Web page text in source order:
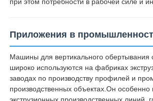
Все случаи
Отправить запрос
Производственная линия
Приложения в
Машины для вертикального обертывания
широко используются на фабриках
заводах по производству профилей и
производственных объектах.Он особенно
экструзионных производственных линий,